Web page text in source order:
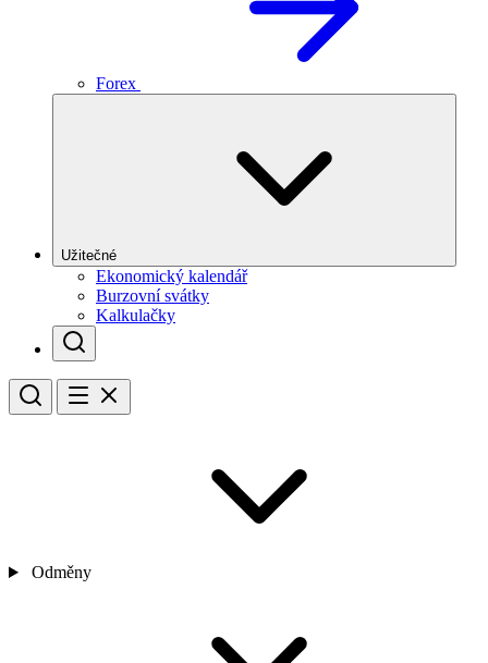
Forex
Užitečné
Ekonomický kalendář
Burzovní svátky
Kalkulačky
Odměny